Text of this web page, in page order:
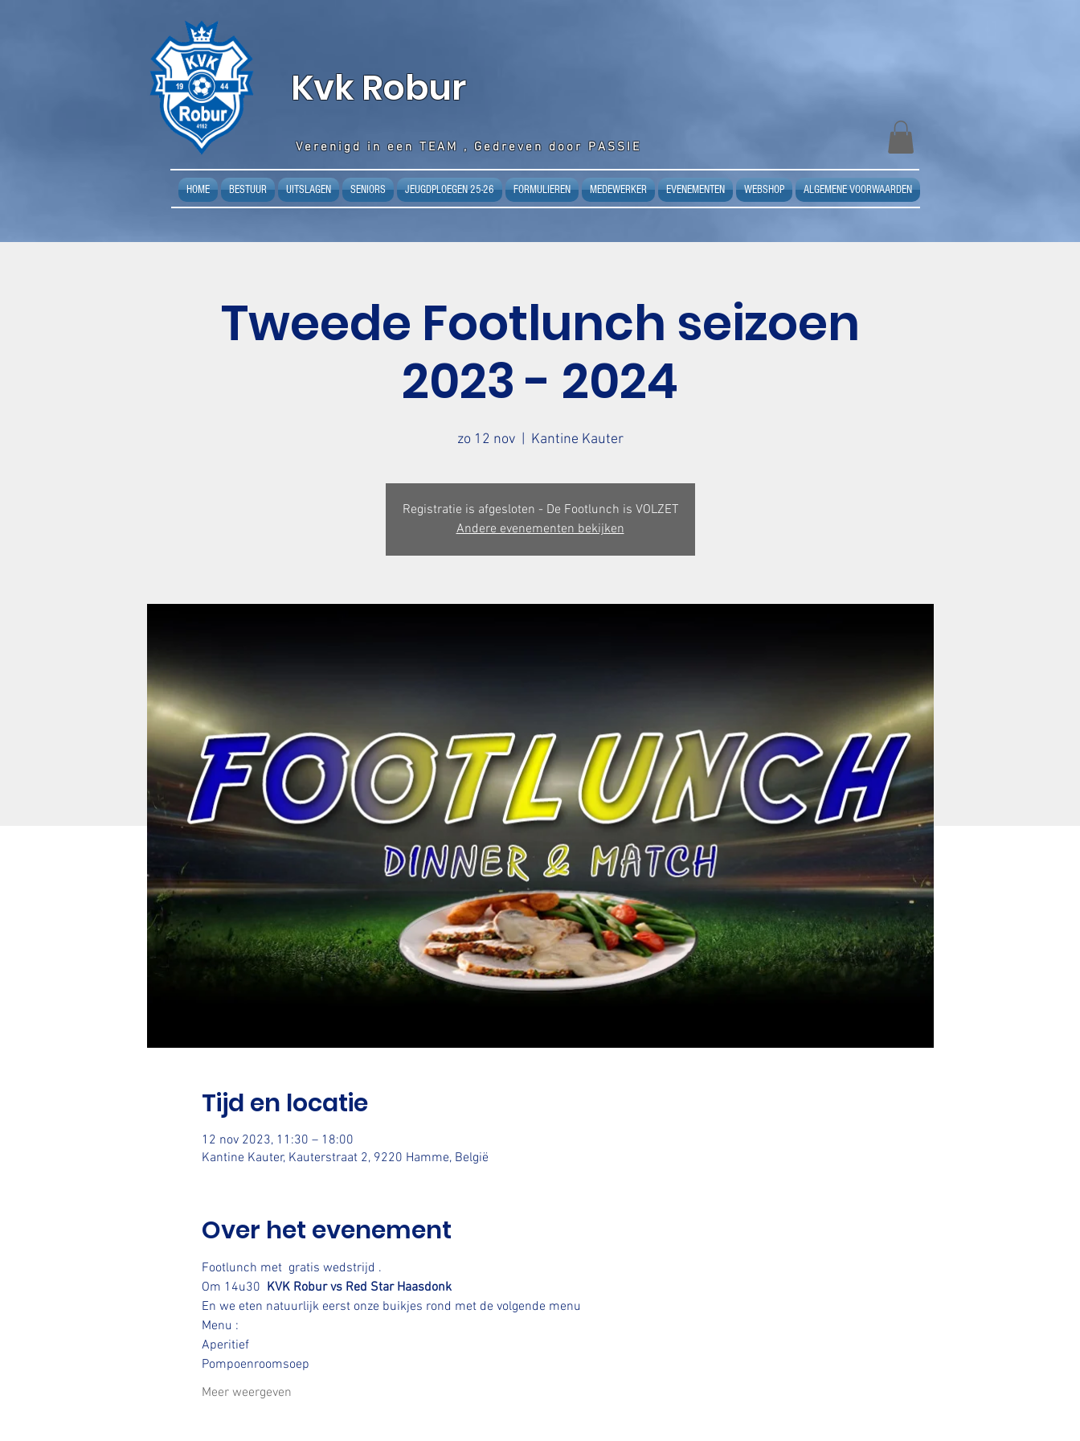
Kvk Robur
Verenigd in een TEAM , Gedreven door PASSIE
HOME BESTUUR UITSLAGEN SENIORS JEUGDPLOEGEN 25-26 FORMULIEREN MEDEWERKER EVENEMENTEN WEBSHOP ALGEMENE VOORWAARDEN
Tweede Footlunch seizoen
2023 - 2024
zo 12 nov
  |
Kantine Kauter
Registratie is afgesloten - De Footlunch is VOLZET
Andere evenementen bekijken
Tijd en locatie
12 nov 2023, 11:30 – 18:00
Kantine Kauter, Kauterstraat 2, 9220 Hamme, België
Over het evenement
Footlunch met  gratis wedstrijd .
Om 14u30 KVK Robur vs Red Star Haasdonk
En we eten natuurlijk eerst onze buikjes rond met de volgende menu
Menu :
Aperitief
Pompoenroomsoep
Meer weergeven